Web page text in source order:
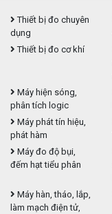
Thiết bị đo chuyên
dụng
Thiết bị đo cơ khí
Máy hiện sóng,
phân tích logic
Máy phát tín hiệu,
phát hàm
Máy đo độ bụi,
đếm hạt tiểu phân
Máy hàn, tháo, lắp,
làm mạch điện tử,